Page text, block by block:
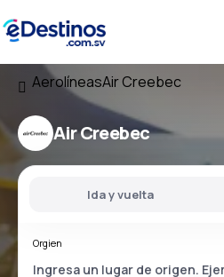
AerolíneasAir Creebec
Air Creebec
Ida y vuelta
Orgien